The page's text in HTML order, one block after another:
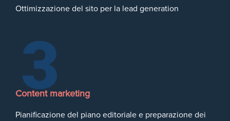
Ottimizzazione del sito per la lead generation
Content marketing
Pianificazione del piano editoriale e preparazione dei